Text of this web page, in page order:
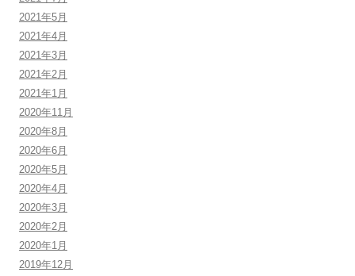
2021年5月
2021年4月
2021年3月
2021年2月
2021年1月
2020年11月
2020年8月
2020年6月
2020年5月
2020年4月
2020年3月
2020年2月
2020年1月
2019年12月